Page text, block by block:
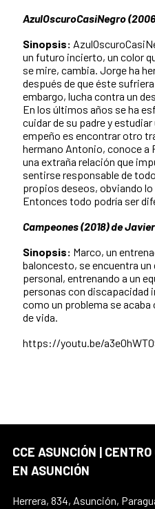
AzulOscuroCasiNegro
Sinopsis:
un futuro incierto, un color
se mire, cambia. Jorge ha
después de que éste
embargo, lucha contra un
En los últimos años se ha
cuidar de su padre y
empeño es encontrar otro
hermano Antonio, conoce a
una extraña relación que
sentirse responsable de
propios deseos, obviando lo
Entonces todo podría ser
Campeones (2018) de
Sinopsis: Marco, un
baloncesto, se encuentra un
personal, entrenando a un
personas con discapacidad
como un problema se
de vida.
https://youtu.be/
CCE ASUNCIÓN |
EN ASUNCIÓN
Herrera, 834, Asunción,